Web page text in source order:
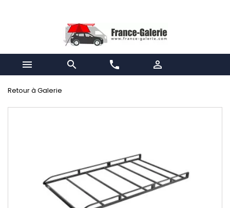
  phone 
Retour à Galerie